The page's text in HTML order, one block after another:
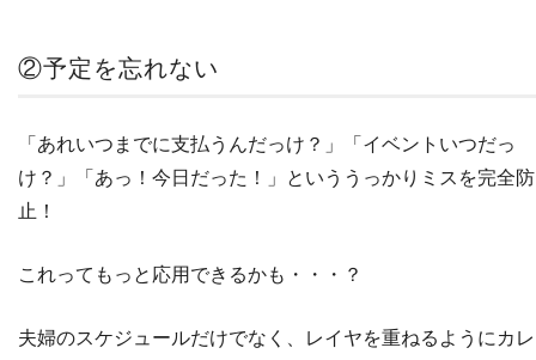
②予定を忘れない
「あれいつまでに支払うんだっけ？」「イベントいつだっ
け？」「あっ！今日だった！」といううっかりミスを完全防
止！
これってもっと応用できるかも・・・？
夫婦のスケジュールだけでなく、レイヤを重ねるようにカ